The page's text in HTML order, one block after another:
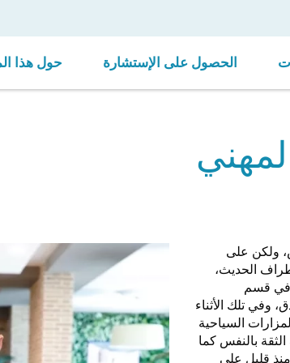
حول هذا الحصول على الإستشارة
ولكن على
الحديث،
وفي قسم
وفي تلك الأثناء
السياحية
بالنفس كما
قليل على